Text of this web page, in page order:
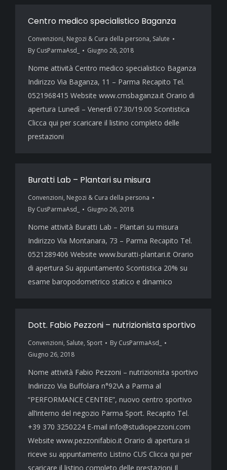
Centro medico specialistico Baganza
Convenzioni, Negozi & Cura della persona, Salute
By CusParmaAsd_ Giugno 26, 2018
Nome attività Centro medico specialistico Baganza
Indirizzo Via Baganza, 11 – Parma Recapito Tel.
0521968415 Website www.cmsbaganza.it Orario di
apertura Lunedì – Venerdì 07.30/19.00 Scontistica
Clicca qui per scaricare il listino completo delle
prestazioni
Buratti Lab – Plantari su misura
Convenzioni, Negozi & Cura della persona
By CusParmaAsd_ Giugno 26, 2018
Nome attività Buratti Lab – Plantari su misura
Indirizzo Via Montanara, 73 – Parma Recapito Tel.
0521289406 Website www.buratti-plantari.it Orario
di apertura Su appuntamento Scontistica 20% su
esame baropodometrico statico e dinamico
Dott. Fabio Pezzoni – nutrizionista sportivo
Convenzioni, Salute, Sport By CusParmaAsd_
Giugno 26, 2018
Nome attività Fabio Pezzoni – nutrizionista sportivo
Indirizzo Via Buffolara n°92\A a Parma al
“PERFORMANCE CENTRE”, nuovo centro sportivo
all’interno del negozio Parma Sport. Recapito Tel.
+39 370 3250224 E-mail info@studiopezzoni.com
Website www.pezzonifabio.it Orario di apertura si
riceve su appuntamento Listino CUS Clicca qui per
scaricare il listino completo delle prestazioni Il